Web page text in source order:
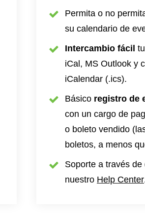
Permita o no
su calendario de
Intercambio fácil
iCal, MS Outlook y
iCalendar (.ics).
Básico registro de
con un cargo de
o boleto vendido
boletos, a menos
Soporte a través
nuestro Help Center